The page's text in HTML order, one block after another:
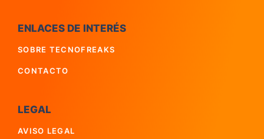
ENLACES DE INTERÉS
SOBRE TECNOFREAKS
CONTACTO
LEGAL
AVISO LEGAL